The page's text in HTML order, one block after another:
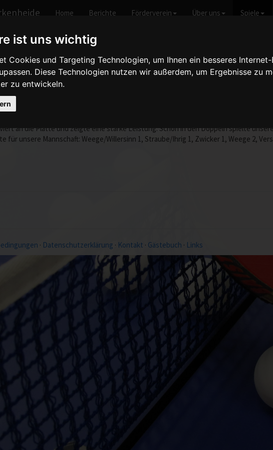
ist uns wichtig
Cookies und Targeting Technologien, um Ihnen ein besseres
Diese Technologien nutzen wir außerdem, um Ergebnisse zu
zu entwickeln.
Home Berichte Förderverein Über uns Spiele
2004 Herren I Spielbericht anzeigen
Lu´hafen - 9:3
an die Platte und zeigte eine starke Leistung. Schon in den Doppeln spielte
für unsere Mannschaft: Weege/Willersinn 1, Straube/Ihrig 1, Zwicker 1, Weege 2,
· Datenschutzerklärung · Kontakt · Gästebuch · Links